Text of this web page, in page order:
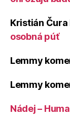
Kristián Čura
osobná púť
Lemmy
Lemmy
Nádej –